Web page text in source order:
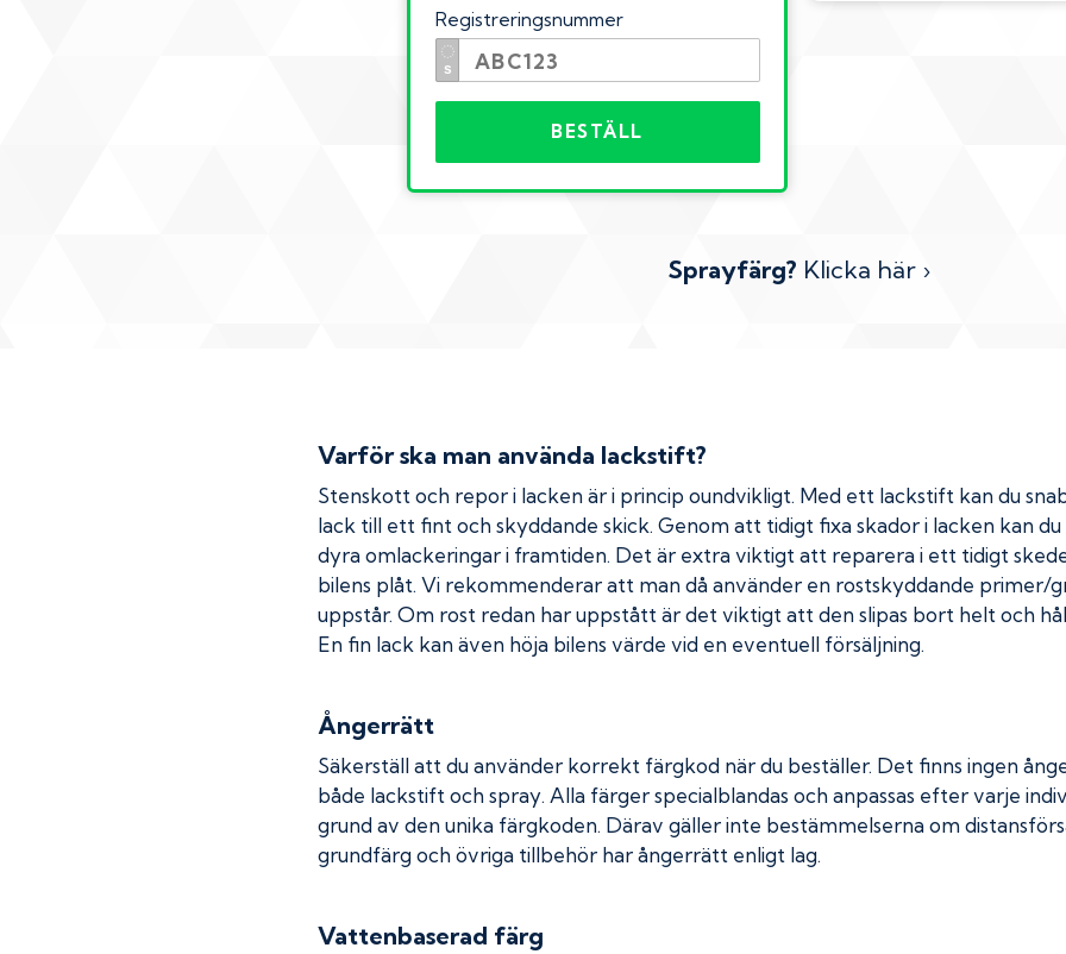
Registreringsnummer
BESTÄLL
Sprayfärg? Klicka här ›
Varför ska man använda lackstift?
Stenskott och repor i lacken är i princip oundvikligt. Med ett lackstift kan du
lack till ett fint och skyddande skick. Genom att tidigt fixa skador i lacken kan
dyra omlackeringar i framtiden. Det är extra viktigt att reparera i ett tidigt
bilens plåt. Vi rekommenderar att man då använder en rostskyddande primer/
uppstår. Om rost redan har uppstått är det viktigt att den slipas bort helt och
En fin lack kan även höja bilens värde vid en eventuell försäljning.
Ångerrätt
Säkerställ att du använder korrekt färgkod när du beställer. Det finns ingen
både lackstift och spray. Alla färger specialblandas och anpassas efter varje
grund av den unika färgkoden. Därav gäller inte bestämmelserna om
grundfärg och övriga tillbehör har ångerrätt enligt lag.
Vattenbaserad färg